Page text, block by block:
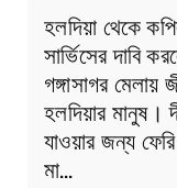
হলদিয়া থেকে
সার্ভিসের দাবি
গঙ্গাসাগর মেলায়
হলদিয়ার মানুষ।
যাওয়ার জন্য
মা…